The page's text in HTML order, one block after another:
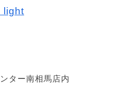
light
ター南相馬店内